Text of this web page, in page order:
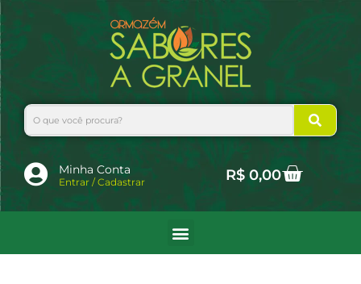
para
o
conteúdo
Search
Minha Conta
Entrar / Cadastrar R$0,00Cart